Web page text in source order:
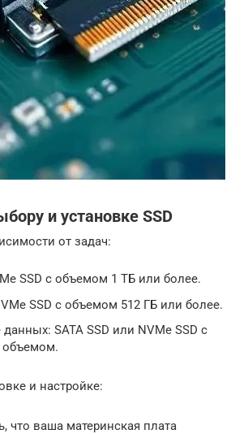
и установке SSD
от задач:
SSD с объемом 1 ТБ или более.
SSD с объемом 512 ГБ или более.
SATA SSD или NVMe SSD с
и настройке:
что ваша материнская плата